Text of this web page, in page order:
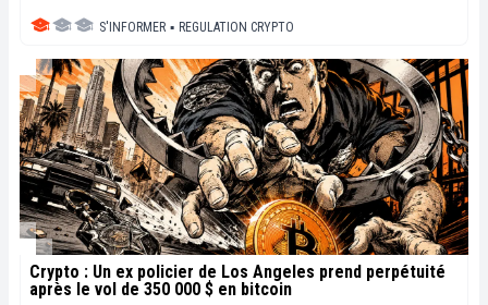
S'INFORMER ▪ REGULATION CRYPTO
Crypto : Un ex policier de Los Angeles prend perpétuité
après le vol de 350 000 $ en bitcoin